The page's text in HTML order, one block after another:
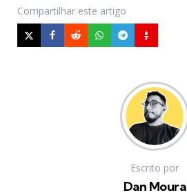
Compartilhar este artigo
Escrito por
Dan Moura